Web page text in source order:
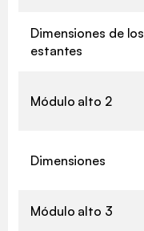
Dimensiones de los
estantes
Módulo alto 2
Dimensiones
Módulo alto 3